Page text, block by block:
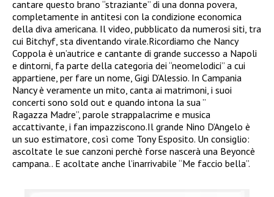
cantare questo brano “straziante” di una donna povera,
completamente in antitesi con la condizione economica
della diva americana. Il video, pubblicato da numerosi siti, tra
cui Bitchyf, sta diventando virale.Ricordiamo che Nancy
Coppola è un’autrice e cantante di grande successo a Napoli
e dintorni, fa parte della categoria dei “neomelodici” a cui
appartiene, per fare un nome, Gigi D’Alessio. In Campania
Nancy è veramente un mito, canta ai matrimoni, i suoi
concerti sono sold out e quando intona la sua ”
Ragazza Madre”, parole strappalacrime e musica
accattivante, i fan impazziscono.Il grande Nino D’Angelo è
un suo estimatore, così come Tony Esposito. Un consiglio:
ascoltate le sue canzoni perchè forse nascerà una Beyoncè
campana.. E acoltate anche l’inarrivabile “Me faccio bella”.